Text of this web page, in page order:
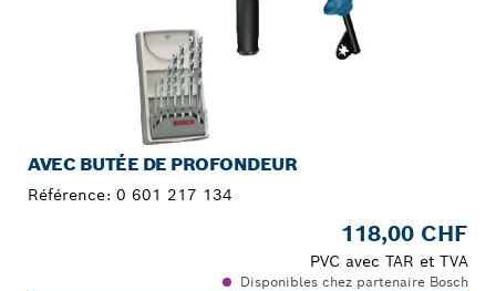
AVEC BUTÉE DE PROFONDEUR
Référence: 0 601 217 134
118,00 CHF
PVC avec TAR et TVA
Disponibles chez partenaire Bosch